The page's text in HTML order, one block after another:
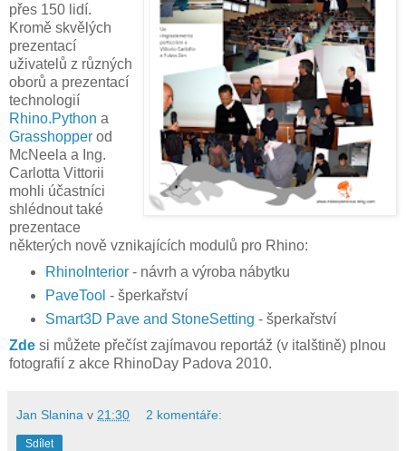
přes 150 lidí.
Kromě skvělých
prezentací
uživatelů z různých
oborů a prezentací
technologií
Rhino.Python a
Grasshopper od
McNeela a Ing.
Carlotta Vittorii
mohli účastníci
shlédnout také
prezentace
některých nově vznikajících modulů pro Rhino:
RhinoInterior- návrh a výroba nábytku
PaveTool - šperkařství
Smart3D Pave and StoneSetting - šperkařství
Zde si můžete přečíst zajímavou reportáž (v italštině) plnou
fotografií z akce RhinoDay Padova 2010.
Jan Slanina v 21:30 2 komentáře:
Sdílet